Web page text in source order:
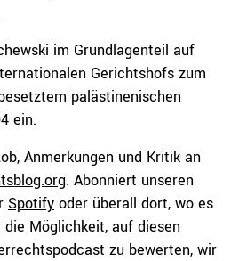
im Grundlagenteil auf
Gerichtshofs zum
palästinenischen
ein.
Anmerkungen und Kritik an
. Abonniert unseren
Spotify oder überall dort, wo es
Möglichkeit, auf diesen
zu bewerten, wir